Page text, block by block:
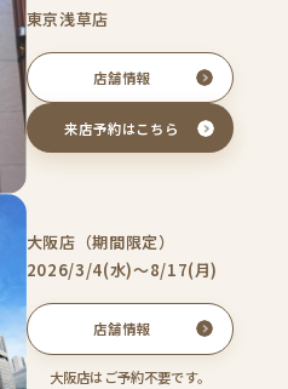
東京浅草店
店舗情報
来店予約はこちら
大阪店（期間限定）
2026/3/4(水)〜8/17(月)
店舗情報
大阪店はご予約不要です。